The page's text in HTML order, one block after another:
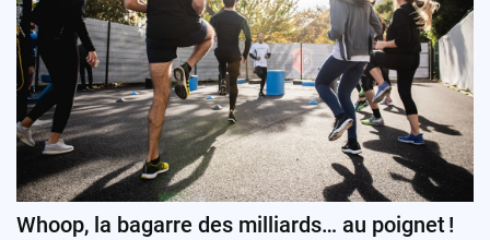
Whoop, la bagarre des milliards… au poignet !